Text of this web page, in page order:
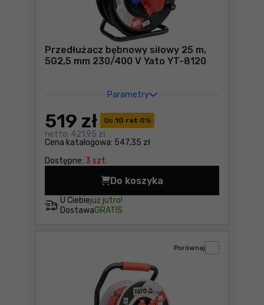
Przedłużacz bębnowy siłowy 25 m,
5G2,5 mm 230/400 V Yato YT-8120
Parametry
Do 10 rat 0%
Cena katalogowa: 547,35 zł
519 zł
netto: 421,95 zł
Dostępne: 3 szt.
U Ciebiejuż jutro!
DostawaGRATIS
Do koszyka
Przedłużacz bębnowy
Porównaj